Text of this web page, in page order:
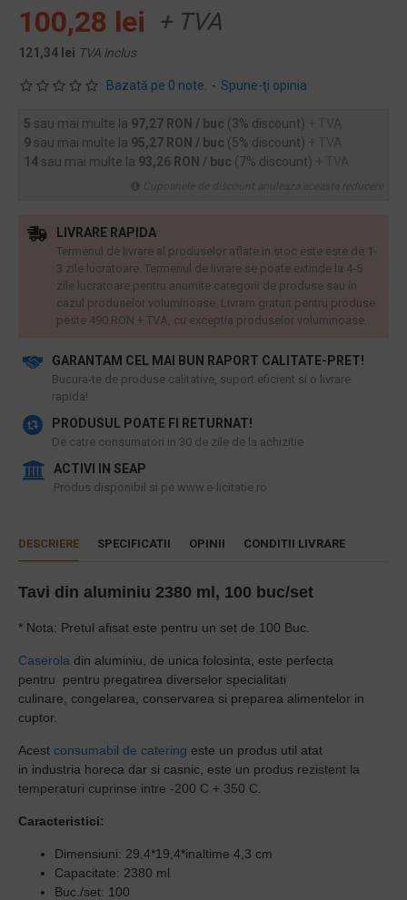
Bazată pe 0 note. - Spune-ţi opinia
100,28 lei + TVA
121,34 lei TVA inclus
5 sau mai multe la 97,27 RON / buc (3% discount)
9 sau mai multe la 95,27 RON / buc (5% discount)
14 sau mai multe la 93,26 RON / buc (7% discount)
GARANTAM CEL MAI BUN RAPORT CALITATE-PRET!
​Bucura-te de produse calitative, suport eficient si o livrare
rapida!
PRODUSUL POATE FI RETURNAT!
De catre consumatori in 30 de zile de la achizitie
ACTIVI IN SEAP
Produs disponibil si pe www.e-licitatie.ro
LIVRARE RAPIDA
Termenul de livrare al produselor aflate in stoc este este de 1-
3 zile lucratoare. Termenul de livrare se poate extinde la 4-5
zile lucratoare pentru anumite categorii de produse sau in
cazul produselor voluminoase. Livram gratuit pentru produse
peste 490 RON + TVA, cu exceptia produselor voluminoase.
DESCRIERE SPECIFICATII OPINII CONDITII LIVRARE
Tavi din aluminiu 2380 ml, 100 buc/set
* Nota: Pretul afisat este pentru un set de 100 Buc.
Caserola din aluminiu, de unica folosinta, este perfecta
pentru
pentru pregatirea diverselor specialitati
culinare, congelarea, conservarea si preparea alimentelor in
cuptor.
Acest consumabil de catering este un produs util atat
in industria horeca dar si casnic, este un produs rezistent la
temperaturi cuprinse intre -200 C + 350 C.
Caracteristici:
Dimensiuni: 29,4*19,4*inaltime 4,3 cm
Capacitate: 2380 ml
Buc./set: 100